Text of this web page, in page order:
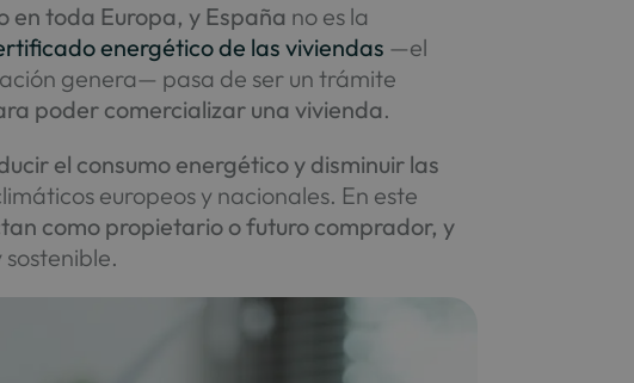
toda Europa, y España no es la
energético de las viviendas —el
genera— pasa de ser un trámite
poder comercializar una vivienda.
el consumo energético y disminuir las
europeos y nacionales. En este
como propietario o futuro comprador, y